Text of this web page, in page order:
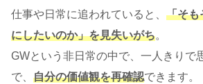
仕事や日常に追われていると、 「そも
にしたいのか」を見失いがち。
GWという非日常の中で、一人きりで
で、 自分の価値観を再確認できます。